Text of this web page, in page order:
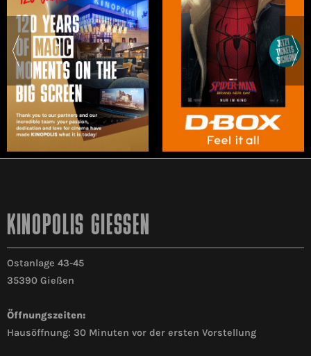
KINOPOLIS GIESSEN
Ostanlage 43-45
35390 Gießen
Öffnungszeiten:
Hausöffnung: 30 Minuten vor der ersten Vorstellung